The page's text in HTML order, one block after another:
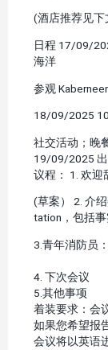
(酒店推荐见下
日程 17/09/
海洋
参观
18/09/2025
社交活动；晚
19/09/2025
议程： 1. 欢迎
(草案） 2. 介
tation，包括事
3.青年消防员：
4. 下次会议
5.其他事项
着装要求：会
如果您希望报
会议将以英语